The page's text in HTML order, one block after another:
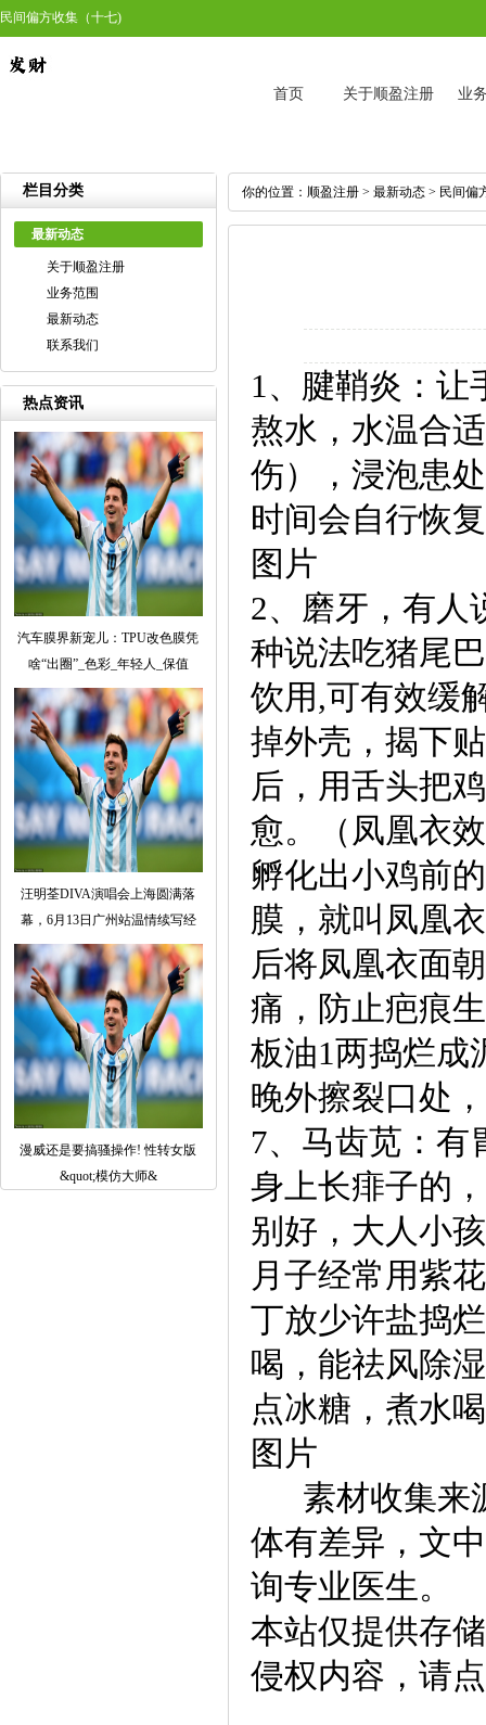
民间偏方收集（十七)
首页 关于顺盈注册 业
栏目分类
最新动态
关于顺盈注册
业务范围
最新动态
联系我们
热点资讯
汽车膜界新宠儿：TPU改色膜凭
啥“出圈”_色彩_年轻人_保值
汪明荃DIVA演唱会上海圆满落
幕，6月13日广州站温情续写经
漫威还是要搞骚操作! 性转女版
&quot;模仿大师&
你的位置： 顺盈注册 > 最新动态 > 民间偏
1、腱鞘炎：
熬水，水温合
伤），浸泡患
时间会自行恢
图片
2、磨牙，有人
种说法吃猪尾
饮用,可有效缓
掉外壳，揭下
后，用舌头把
愈。（凤凰衣
孵化出小鸡前
膜，就叫凤凰
后将凤凰衣面
痛，防止疤痕
板油1两捣烂成
晚外擦裂口处
7、马齿苋：有
身上长痱子的
别好，大人小
月子经常用紫
丁放少许盐捣
喝，能祛风除
点冰糖，煮水
图片
素材收集来
体有差异，文
询专业医生。
本站仅提供存
侵权内容，请